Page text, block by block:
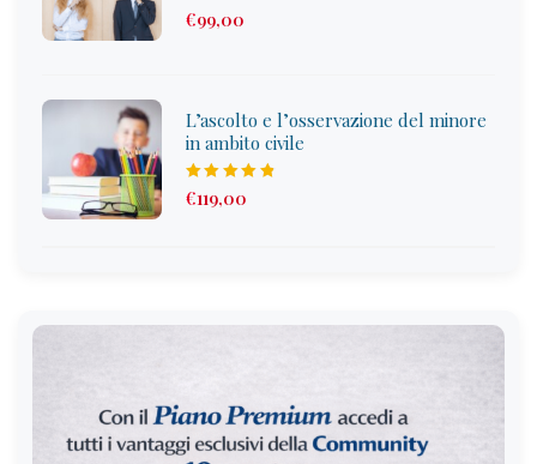
€99,00
L’ascolto e l’osservazione del minore
in ambito civile
Rated
4.75out
€119,00